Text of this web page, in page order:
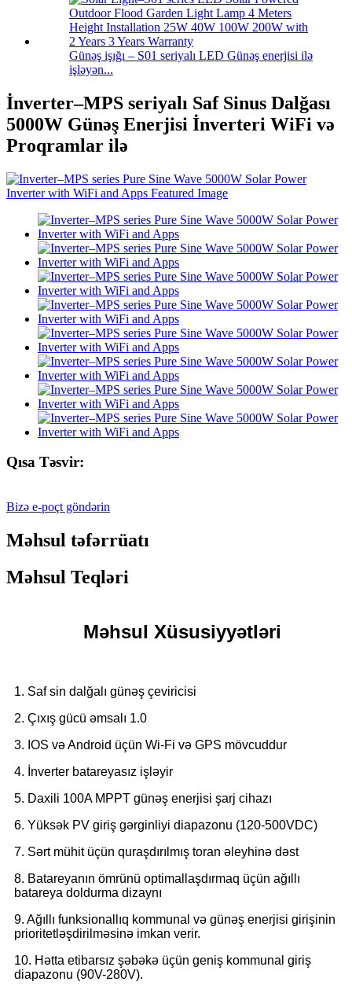
Günəş işığı – S01 seriyalı LED Günəş enerjisi ilə
işləyən...
İnverter–MPS seriyalı Saf Sinus Dalğası
5000W Günəş Enerjisi İnverteri WiFi və
Proqramlar ilə
Qısa Təsvir:
Bizə e-poçt göndərin
Məhsul təfərrüatı
Məhsul Teqləri
Məhsul Xüsusiyyətləri
1. Saf sin dalğalı günəş çeviricisi
2. Çıxış gücü əmsalı 1.0
3. IOS və Android üçün Wi-Fi və GPS mövcuddur
4. İnverter batareyasız işləyir
5. Daxili 100A MPPT günəş enerjisi şarj cihazı
6. Yüksək PV giriş gərginliyi diapazonu (120-500VDC)
7. Sərt mühit üçün quraşdırılmış toran əleyhinə dəst
8. Batareyanın ömrünü optimallaşdırmaq üçün ağıllı
batareya doldurma dizaynı
9. Ağıllı funksionallıq kommunal və günəş enerjisi girişinin
prioritetləşdirilməsinə imkan verir.
10. Hətta etibarsız şəbəkə üçün geniş kommunal giriş
diapazonu (90V-280V).